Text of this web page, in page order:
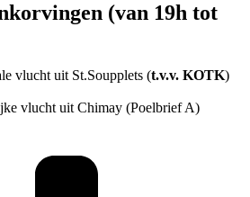
(van 19h tot
vlucht uit St.Soupplets (t.v.v. KOTK)
vlucht uit Chimay (Poelbrief A)